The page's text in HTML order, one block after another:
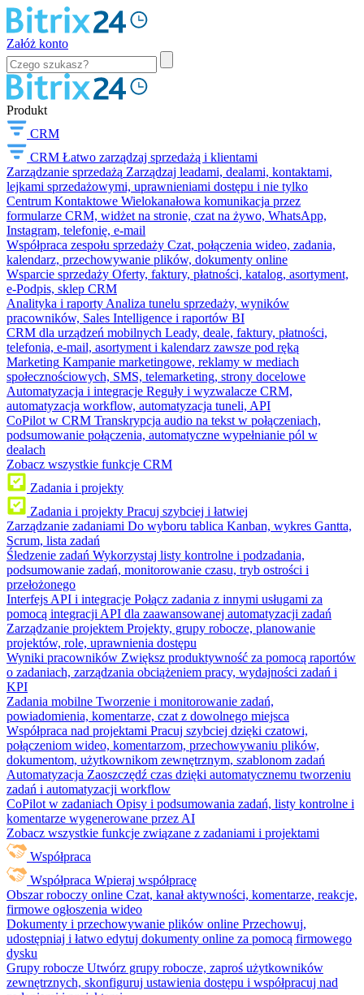
Załóż konto
Produkt
CRM
CRM Łatwo zarządzaj sprzedażą i klientami
Zarządzanie sprzedażą Zarządzaj leadami, dealami, kontaktami,
lejkami sprzedażowymi, uprawnieniami dostępu i nie tylko
Centrum Kontaktowe Wielokanałowa komunikacja przez
formularze CRM, widżet na stronie, czat na żywo, WhatsApp,
Instagram, telefonię, e-mail
Współpraca zespołu sprzedaży Czat, połączenia wideo, zadania,
kalendarz, przechowywanie plików, dokumenty online
Wsparcie sprzedaży Oferty, faktury, płatności, katalog, asortyment,
e-Podpis, sklep CRM
Analityka i raporty Analiza tunelu sprzedaży, wyników
pracowników, Sales Intelligence i raportów BI
CRM dla urządzeń mobilnych Leady, deale, faktury, płatności,
telefonia, e-mail, asortyment i kalendarz zawsze pod ręką
Marketing Kampanie marketingowe, reklamy w mediach
społecznościowych, SMS, telemarketing, strony docelowe
Automatyzacja i integracje Reguły i wyzwalacze CRM,
automatyzacja workflow, automatyzacja tuneli, API
CoPilot w CRM Transkrypcja audio na tekst w połączeniach,
podsumowanie połączenia, automatyczne wypełnianie pól w
dealach
Zobacz wszystkie funkcje CRM
Zadania i projekty
Zadania i projekty Pracuj szybciej i łatwiej
Zarządzanie zadaniami Do wyboru tablica Kanban, wykres Gantta,
Scrum, lista zadań
Śledzenie zadań Wykorzystaj listy kontrolne i podzadania,
podsumowanie zadań, monitorowanie czasu, tryb ostrości i
przełożonego
Interfejs API i integracje Połącz zadania z innymi usługami za
pomocą integracji API dla zaawansowanej automatyzacji zadań
Zarządzanie projektem Projekty, grupy robocze, planowanie
projektów, role, uprawnienia dostępu
Wyniki pracowników Zwiększ produktywność za pomocą raportów
o zadaniach, zarządzania obciążeniem pracy, wydajności zadań i
KPI
Zadania mobilne Tworzenie i monitorowanie zadań,
powiadomienia, komentarze, czat z dowolnego miejsca
Współpraca nad projektami Pracuj szybciej dzięki czatowi,
połączeniom wideo, komentarzom, przechowywaniu plików,
dokumentom, użytkownikom zewnętrznym, szablonom zadań
Automatyzacja Zaoszczędź czas dzięki automatycznemu tworzeniu
zadań i automatyzacji workflow
CoPilot w zadaniach Opisy i podsumowania zadań, listy kontrolne i
komentarze wygenerowane przez AI
Zobacz wszystkie funkcje związane z zadaniami i projektami
Współpraca
Współpraca Wpieraj współpracę
Obszar roboczy online Czat, kanał aktywności, komentarze, reakcje,
firmowe ogłoszenia wideo
Dokumenty i przechowywanie plików online Przechowuj,
udostępniaj i łatwo edytuj dokumenty online za pomocą firmowego
dysku
Grupy robocze Utwórz grupy robocze, zaproś użytkowników
zewnętrznych, skonfiguruj ustawienia dostępu i współpracuj nad